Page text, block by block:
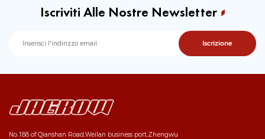
Iscriviti Alle Nostre Newsletter
No.188 of Qianshan Road,Weilan business port,Zhengwu